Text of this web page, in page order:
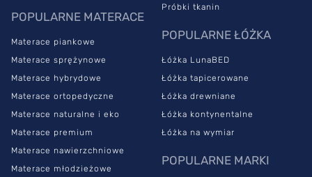
snu lubisz najbardziej. Dopasuje się do Twojej wagi i ułożenia
ciała i co ważne, zapewni swobodny przepływ krwi.
Materac ortopedyczny
SleepMed – dlaczego warto go
wybrać?
Materac termoelastyczny jest łatwy do utrzymania w czystości, a
jego warstwy zostały skomponowane w taki sposób, żeby
zapewniać optymalną wentylację i odprowadzanie wilgoci – to
POPULARNE MATERACE
Materace piankowe
Materace sprężynowe
Materace hybrydowe
Materace ortopedyczne
Materace naturalne i eko
Materace premium
Materace nawierzchniowe
Materace młodzieżowe
Próbki tkanin
POPULARNE ŁÓŻKA
Łóżka LunaBED
Łóżka tapicerowane
Łóżka drewniane
Łóżka kontynentalne
Łóżka na wymiar
POPULARNE MARKI